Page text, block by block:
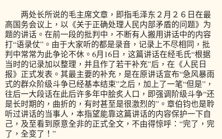
两处长所说的毛主席文章，即指毛泽东２月２６日在最
高国务会议上，以《关于正确处理人民内部矛盾的问题》为
题的讲话。在前一段的批判中，不断有人搬用讲话中的内容
打“语录仗”。由于大家听的都是录音，记录上不尽相同，批
判中常常为此争论不休。6月16日，这篇讲话在经毛氏“根据
当时的记录加以整理，并且作了若干补充”后，在《人民日
报》正式发表。其最主要的补充，是在原讲话宣布“急风暴雨
式的群众阶级斗争已经基本结束”之后，加上了一笔“但是”，
往后一大段话在此后许多年中脍炙人口，即强调阶级斗争“还
是长时期的，曲折的，有时甚至是很激烈的”。章伯钧也是聆
听过讲话的当事人，本指望能靠这篇讲话的内容保护一下自
己，及至看到原意全非的正式全文，不由得惊呼：“完了，完
了，全变了！”